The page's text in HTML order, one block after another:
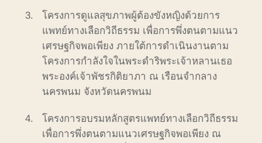
โครงการดูแลสุขภาพผู้ต้องขังหญิงด้วยการ
แพทย์ทางเลือกวิถีธรรม เพื่อการพึ่งตนตามแนว
เศรษฐกิจพอเพียง ภายใต้การดำเนินงานตาม
โครงการกำลังใจในพระดำริพระเจ้าหลานเธอ
พระองค์เจ้าพัชรกิติยาภา ณ เรือนจำกลาง
นครพนม จังหวัดนครพนม
โครงการอบรมหลักสูตรแพทย์ทางเลือกวิถีธรรม
เพื่อการพึ่งตนตามแนวเศรษฐกิจพอเพียง ณ